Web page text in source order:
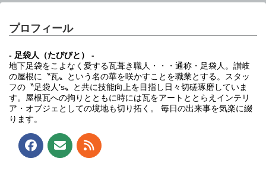
プロフィール
- 足袋人（たびびと） -
地下足袋をこよなく愛する瓦葺き職人・・・通称・足袋人。讃岐
の屋根に〝瓦〟という名の華を咲かすことを職業とする。スタッ
フの〝足袋人’s〟と共に技能向上を目指し日々切磋琢磨していま
す。屋根瓦への拘りとともに時には瓦をアートととらえインテリ
ア・オブジェとしての境地も切り拓く。 毎日の出来事を気楽に綴
ります。